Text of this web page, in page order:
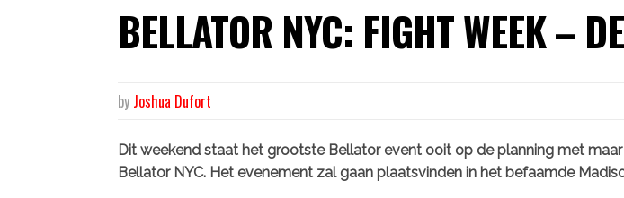
BELLATOR NYC: FIGHT WEEK –
by Joshua Dufort
Dit weekend staat het grootste Bellator event ooit op de planning met maar
Bellator NYC. Het evenement zal gaan plaatsvinden in het befaamde